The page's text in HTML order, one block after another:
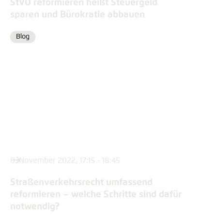
StVO reformieren heißt Steuergeld
sparen und Bürokratie abbauen
Format
Blog
8. November 2022, 17:15 - 18:45
Straßenverkehrsrecht umfassend
reformieren – welche Schritte sind dafür
notwendig?